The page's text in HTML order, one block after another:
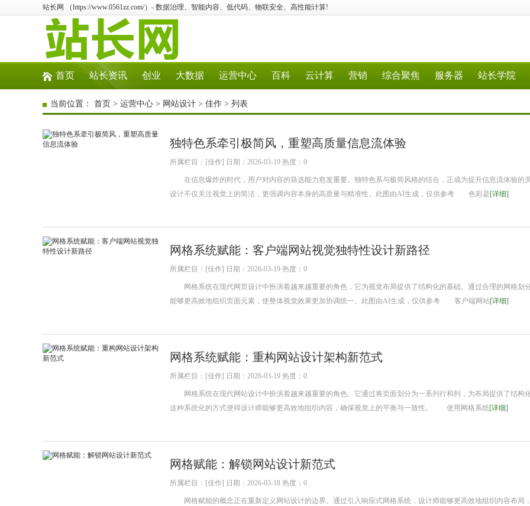
站长网 （https://www.0561zz.com/）- 数据治理、智能内容、低代码、物联安全、高性能计算!
首页 站长资讯 创业 大数据 运营中心 百科 云计算 营销 综合聚焦 服务器 站长学院
当前位置： 首页 > 运营中心 > 网站设计 > 佳作 > 列表
独特色系牵引极简风，重塑高质量信息流体验
所属栏目：[佳作] 日期：2026-03-19 热度：0
在信息爆炸的时代，用户对内容的筛选能力愈发重要。独特色系与极简风格的结合，正成为提升信息流体验的
设计不仅关注视觉上的简洁，更强调内容本身的高质量与精准性。此图由AI生成，仅供参考 色彩是[详细]
网格系统赋能：客户端网站视觉独特性设计新路径
所属栏目：[佳作] 日期：2026-03-19 热度：0
网格系统在现代网页设计中扮演着越来越重要的角色，它为视觉布局提供了结构化的基础。通过合理的网格划
能够更高效地组织页面元素，使整体视觉效果更加协调统一。此图由AI生成，仅供参考 客户端网站[详细]
网格系统赋能：重构网站设计架构新范式
所属栏目：[佳作] 日期：2026-03-19 热度：0
网格系统在现代网站设计中扮演着越来越重要的角色。它通过将页面划分为一系列行和列，为布局提供了结构化
这种系统化的方式使得设计师能够更高效地组织内容，确保视觉上的平衡与一致性。 使用网格系统[详细]
网格赋能：解锁网站设计新范式
所属栏目：[佳作] 日期：2026-03-18 热度：0
网格赋能的概念正在重新定义网站设计的边界。通过引入响应式网格系统，设计师能够更高效地组织内容布局